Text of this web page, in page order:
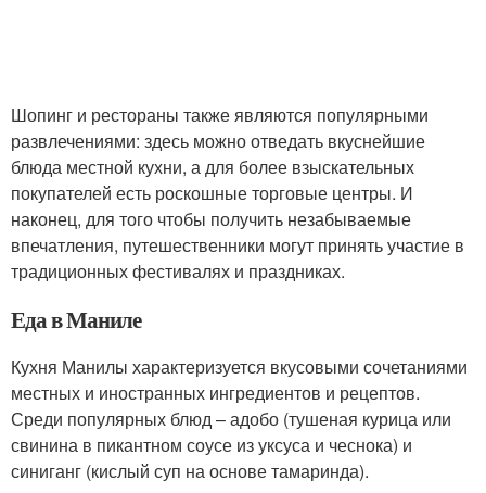
Шопинг и рестораны также являются популярными
развлечениями: здесь можно отведать вкуснейшие
блюда местной кухни, а для более взыскательных
покупателей есть роскошные торговые центры. И
наконец, для того чтобы получить незабываемые
впечатления, путешественники могут принять участие в
традиционных фестивалях и праздниках.
Еда в Маниле
Кухня Манилы характеризуется вкусовыми сочетаниями
местных и иностранных ингредиентов и рецептов.
Среди популярных блюд – адобо (тушеная курица или
свинина в пикантном соусе из уксуса и чеснока) и
синиганг (кислый суп на основе тамаринда).